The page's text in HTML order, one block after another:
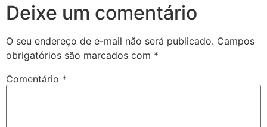
Deixe um comentário
O seu endereço de e-mail não será publicado. Campos
obrigatórios são marcados com *
Comentário *